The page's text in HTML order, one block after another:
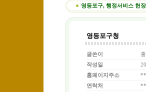
영등포구, 행정서비스 헌
영등포구청
글쓴이
작성일
홈페이지주소
연락처